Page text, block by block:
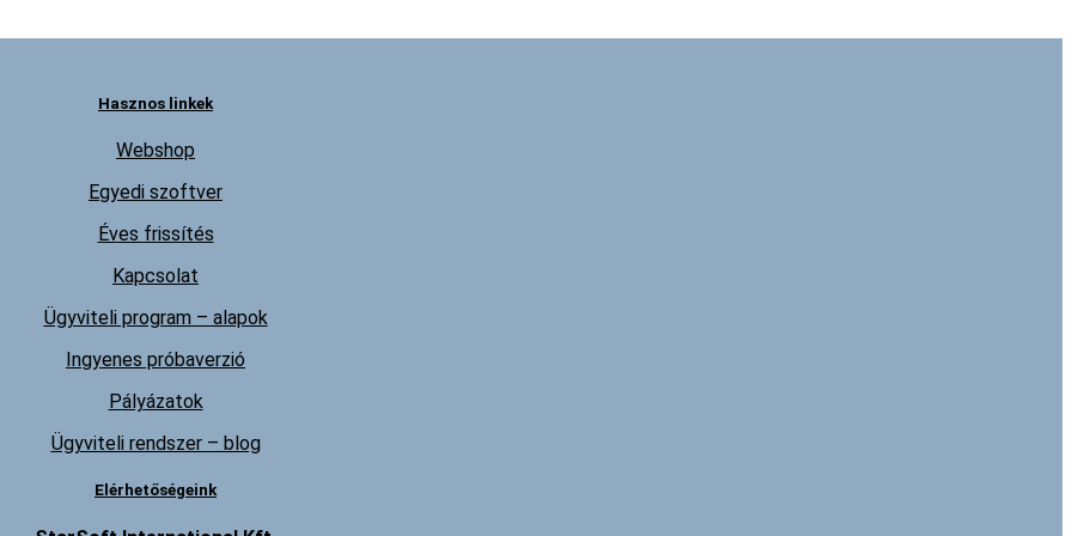
Hasznos linkek
Webshop
Egyedi szoftver
Éves frissítés
Kapcsolat
Ügyviteli program – alapok
Ingyenes próbaverzió
Pályázatok
Ügyviteli rendszer – blog
Elérhetőségeink